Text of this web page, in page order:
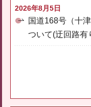
2026年8月5日
国道168号（十
ついて(迂回路有